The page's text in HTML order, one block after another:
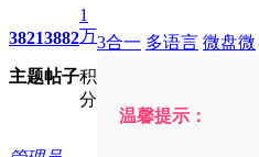
3821
主题
3882
帖子
1
万
积
分
3合一 多语言 微盘微
温馨提示：